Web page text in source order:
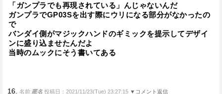
「ガンプラでも再現されている」んじゃないんだ
ガンプラでGP03Sを出す際にウリになる部分がなかったの
で
バンダイ側がマジックハンドのギミックを提示してデザイ
ンに盛り込ませたんだよ
当時のムックにそう書いてある
16. 名前:匿名 投稿日：2021/11/23(Tue) 23:27:15 ▼コメント返信